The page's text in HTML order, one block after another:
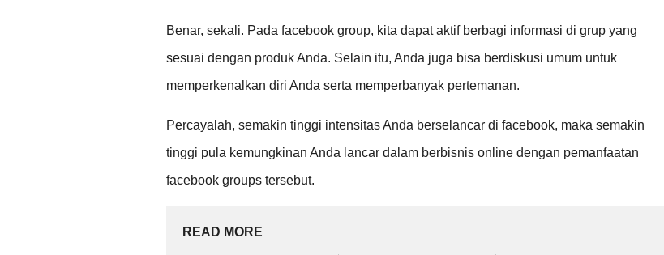
Benar, sekali. Pada facebook group, kita dapat aktif berbagi informasi di grup yang
sesuai dengan produk Anda. Selain itu, Anda juga bisa berdiskusi umum untuk
memperkenalkan diri Anda serta memperbanyak pertemanan.
Percayalah, semakin tinggi intensitas Anda berselancar di facebook, maka semakin
tinggi pula kemungkinan Anda lancar dalam berbisnis online dengan pemanfaatan
facebook groups tersebut.
READ MORE